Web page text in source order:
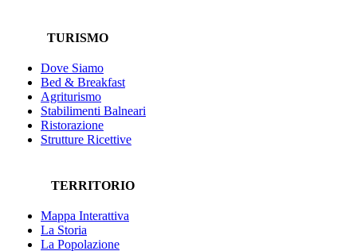
TURISMO
Dove Siamo
Bed & Breakfast
Agriturismo
Stabilimenti Balneari
Ristorazione
Strutture Ricettive
TERRITORIO
Mappa Interattiva
La Storia
La Popolazione